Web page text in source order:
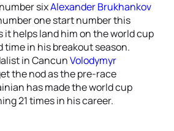
sixAlexander Brukhankov
one start number this
it helps land him on the world cup
in his breakout season.
in CancunVolodymyr
the nod as the pre-race
has made the world cup
21 times in his career.